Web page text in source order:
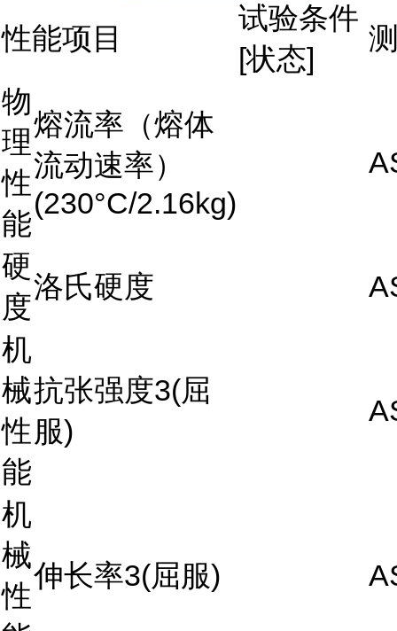
性能项目
试验条件
[状态]
物
理
性
能
熔流率（熔体
流动速率）
(230°C/2.16kg)
硬
度
洛氏硬度
机
械
性
能
抗张强度3(屈
服)
机
械
性
伸长率3(屈服)